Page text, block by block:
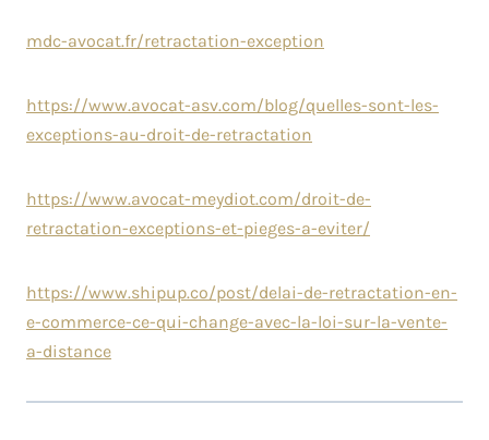
mdc-avocat.fr/retractation-exception
https://www.avocat-asv.com/blog/quelles-sont-les-
exceptions-au-droit-de-retractation
https://www.avocat-meydiot.com/droit-de-
retractation-exceptions-et-pieges-a-eviter/
https://www.shipup.co/post/delai-de-retractation-en-
e-commerce-ce-qui-change-avec-la-loi-sur-la-vente-
a-distance